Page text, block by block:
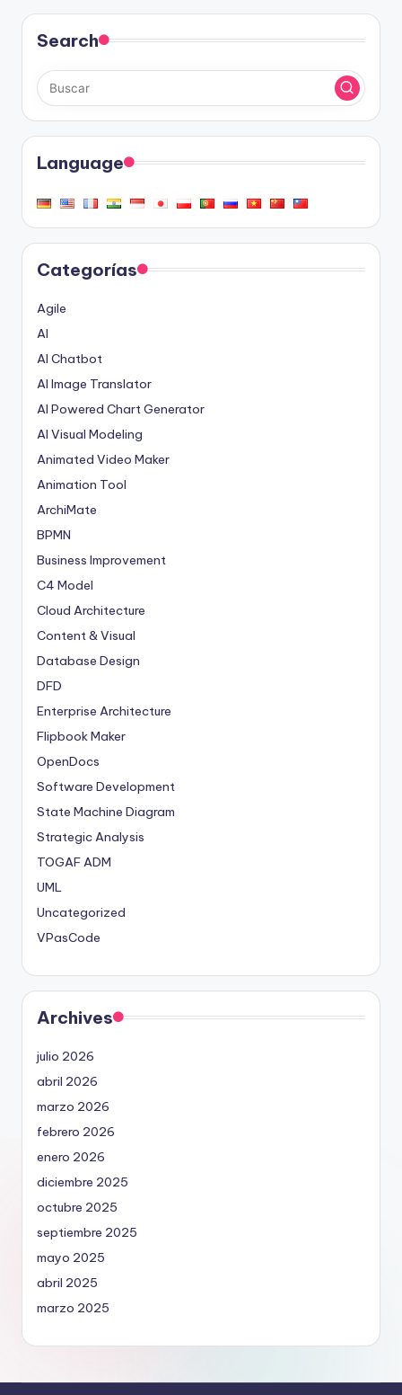
Search
Language
Categorías
Agile
AI
AI Chatbot
AI Image Translator
AI Powered Chart Generator
AI Visual Modeling
Animated Video Maker
Animation Tool
ArchiMate
BPMN
Business Improvement
C4 Model
Cloud Architecture
Content & Visual
Database Design
DFD
Enterprise Architecture
Flipbook Maker
OpenDocs
Software Development
State Machine Diagram
Strategic Analysis
TOGAF ADM
UML
Uncategorized
VPasCode
Archives
julio 2026
abril 2026
marzo 2026
febrero 2026
enero 2026
diciembre 2025
octubre 2025
septiembre 2025
mayo 2025
abril 2025
marzo 2025